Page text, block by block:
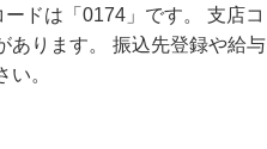
ドは「0174」です。 支店コ
あります。 振込先登録や給与
。